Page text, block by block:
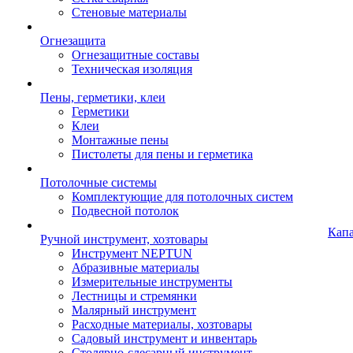
Стеновые материалы
Огнезащита
Огнезащитные составы
Техническая изоляция
Пены, герметики, клеи
Герметики
Клеи
Монтажные пены
Пистолеты для пены и герметика
Потолочные системы
Комплектующие для потолочных систем
Подвесной потолок
Ручной инструмент, хозтовары
Инструмент NEPTUN
Абразивные материалы
Измерительные инструменты
Лестницы и стремянки
Малярный инструмент
Расходные материалы, хозтовары
Садовый инструмент и инвентарь